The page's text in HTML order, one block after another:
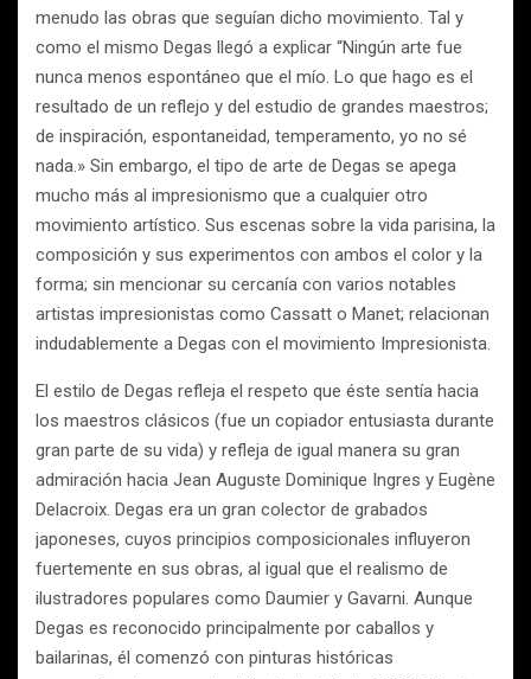
menudo las obras que seguían dicho movimiento. Tal y
como el mismo Degas llegó a explicar “Ningún arte fue
nunca menos espontáneo que el mío. Lo que hago es el
resultado de un reflejo y del estudio de grandes maestros;
de inspiración, espontaneidad, temperamento, yo no sé
nada.» Sin embargo, el tipo de arte de Degas se apega
mucho más al impresionismo que a cualquier otro
movimiento artístico. Sus escenas sobre la vida parisina, la
composición y sus experimentos con ambos el color y la
forma; sin mencionar su cercanía con varios notables
artistas impresionistas como Cassatt o Manet; relacionan
indudablemente a Degas con el movimiento Impresionista.
El estilo de Degas refleja el respeto que éste sentía hacia
los maestros clásicos (fue un copiador entusiasta durante
gran parte de su vida) y refleja de igual manera su gran
admiración hacia Jean Auguste Dominique Ingres y Eugène
Delacroix. Degas era un gran colector de grabados
japoneses, cuyos principios composicionales influyeron
fuertemente en sus obras, al igual que el realismo de
ilustradores populares como Daumier y Gavarni. Aunque
Degas es reconocido principalmente por caballos y
bailarinas, él comenzó con pinturas históricas